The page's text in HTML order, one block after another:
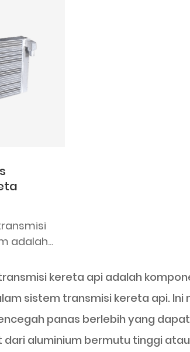
adalah...
kereta api adalah
sistem transmisi kereta api.
panas berlebih yang
dari aluminium bermutu tinggi